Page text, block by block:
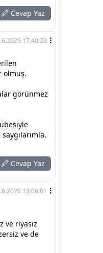
Cevap Yaz
17:40:23
olmuş.
görünmez
Cevap Yaz
13:06:01
ve riyasız
ve de